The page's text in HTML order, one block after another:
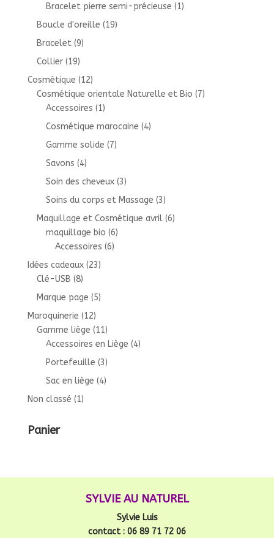
Bracelet pierre semi-précieuse (1)
Boucle d'oreille (19)
Bracelet (9)
Collier (19)
Cosmétique (12)
Cosmétique orientale Naturelle et Bio (7)
Accessoires (1)
Cosmétique marocaine (4)
Gamme solide (7)
Savons (4)
Soin des cheveux (3)
Soins du corps et Massage (3)
Maquillage et Cosmétique avril (6)
maquillage bio (6)
Accessoires (6)
Idées cadeaux (23)
Clé-USB (8)
Marque page (5)
Maroquinerie (12)
Gamme liège (11)
Accessoires en Liège (4)
Portefeuille (3)
Sac en liège (4)
Non classé (1)
Panier
SYLVIE AU NATUREL
Sylvie Luis
contact : 06 89 71 72 06